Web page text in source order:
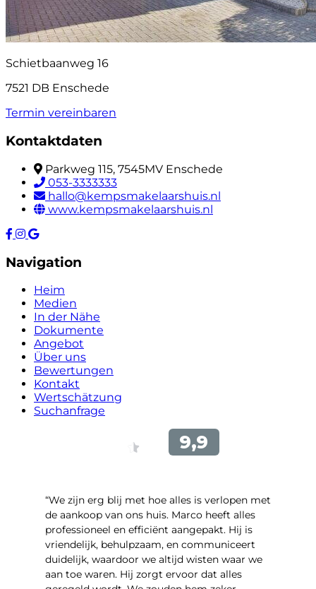
Schietbaanweg 16
7521 DB Enschede
Termin vereinbaren
Kontaktdaten
Parkweg 115, 7545MV Enschede
053-3333333
hallo@kempsmakelaarshuis.nl
www.kempsmakelaarshuis.nl
Navigation
Heim
Medien
In der Nähe
Dokumente
Angebot
Über uns
Bewertungen
Kontakt
Wertschätzung
Suchanfrage
“We zijn erg blij met hoe alles is verlopen met
de aankoop van ons huis. Marco heeft alles
professioneel en efficiënt aangepakt. Hij is
vriendelijk, behulpzaam, en communiceert
duidelijk, waardoor we altijd wisten waar we
aan toe waren. Hij zorgt ervoor dat alles